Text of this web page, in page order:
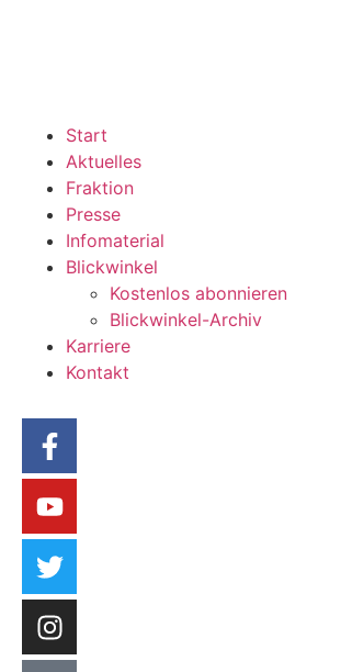
Start
Aktuelles
Fraktion
Presse
Infomaterial
Blickwinkel
Kostenlos abonnieren
Blickwinkel-Archiv
Karriere
Kontakt